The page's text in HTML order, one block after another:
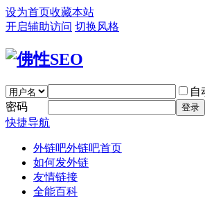
设为首页收藏本站
开启辅助访问 切换风格
自
密码
登录
快捷导航
外链吧外链吧首页
如何发外链
友情链接
全能百科